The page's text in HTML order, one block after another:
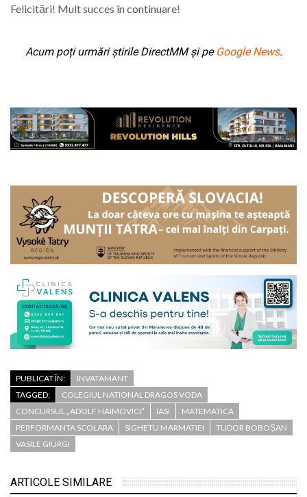
Felicitări! Mult succes în continuare!
Acum poți urmări știrile DirectMM și pe Google News.
PUBLICAT ÎN:
INVATAMANT
TAGGED:
COLEGIUL NATIONAL DRAGOS VODA
CONCURSUL „ADOLF HAIMOVICI”
IASI
MATEMATICA
PERFORMANTA SCOLARA
SIGHETU MARMATIEI
TUDOR BOBOȘAN
VASILE GIURGI
ARTICOLE SIMILARE
Elevii Colegiului „Dragoș